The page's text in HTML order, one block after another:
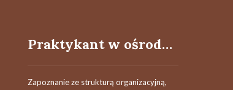
Praktykant w ośrodku badania aktywności ekonomicznej ludności
Zapoznanie ze strukturą organizacyjną,